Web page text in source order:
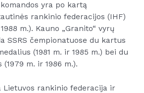
yra po kartą
rankinio federacijos (IHF)
1988 m.). Kauno „Granito“ vyrų
SSRS čempionatuose du kartus
(1981 m. ir 1985 m.) bei du
m. ir 1986 m.).
rankinio federacija ir